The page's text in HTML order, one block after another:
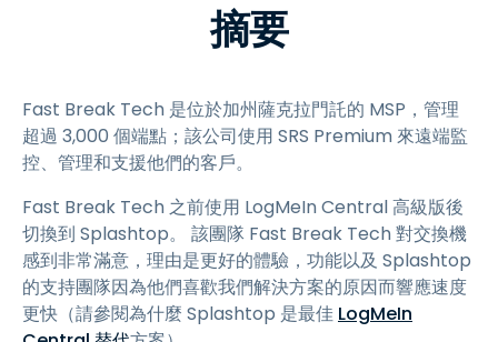
摘要
Fast Break Tech 是位於加州薩克拉門託的 MSP，管理
超過 3,000 個端點；該公司使用 SRS Premium 來遠端監
控、管理和支援他們的客戶。
Fast Break Tech 之前使用 LogMeIn Central 高級版後
切換到 Splashtop。 該團隊 Fast Break Tech 對交換機
感到非常滿意，理由是更好的體驗，功能以及 Splashtop
的支持團隊因為他們喜歡我們解決方案的原因而響應速度
更快（請參閱為什麼 Splashtop 是最佳 LogMeIn